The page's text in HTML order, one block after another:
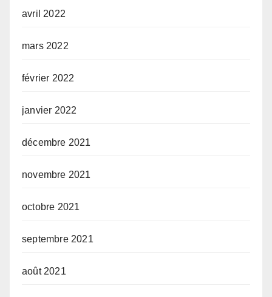
avril 2022
mars 2022
février 2022
janvier 2022
décembre 2021
novembre 2021
octobre 2021
septembre 2021
août 2021